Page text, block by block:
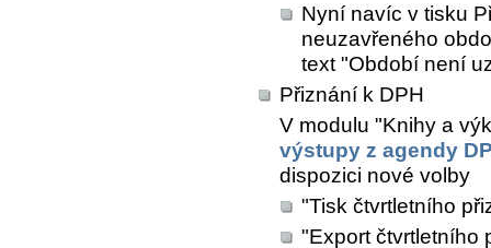
Nyní navíc v tisku
neuzavřeného
text "Období není
Přiznání k DPH
V modulu "Knihy a
výstupy z agendy
dispozici nové volby
"Tisk čtvrtletního
"Export čtvrtletního